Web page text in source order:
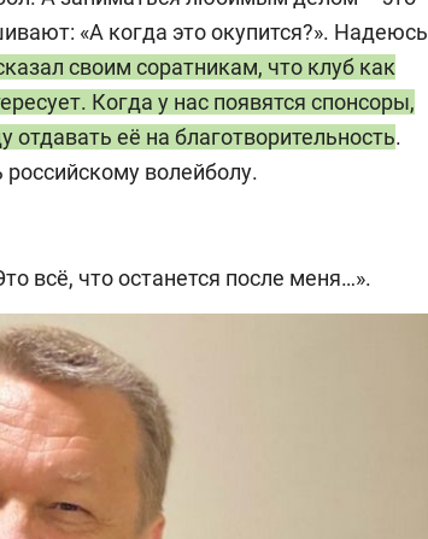
«А когда это окупится?». Надеюсь
своим соратникам, что клуб как
Когда у нас появятся спонсоры,
её на благотворительность.
волейболу.
всё, что останется после меня…».